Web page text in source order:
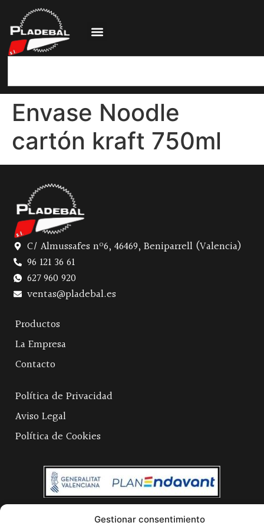
Gestionar consentimiento
Envase Noodle
cartón kraft 750ml
C/ Almussafes nº6, 46469, Beniparrell (Valencia)
96 121 36 61
627 960 920
ventas@pladebal.es
Productos
La Empresa
Contacto
Política de Privacidad
Aviso Legal
Política de Cookies